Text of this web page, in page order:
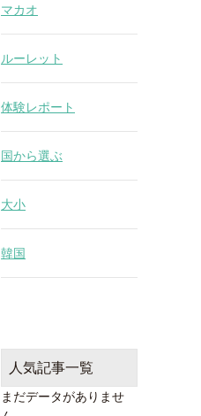
マカオ
ルーレット
体験レポート
国から選ぶ
大小
韓国
人気記事一覧
まだデータがありませ